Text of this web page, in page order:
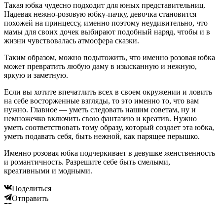
Такая юбка чудесно подходит для юных представительниц.
Надевая нежно-розовую юбку-пачку, девочка становится
похожей на принцессу, именно поэтому неудивительно, что
мамы для своих дочек выбирают подобный наряд, чтобы и в
жизни чувствовалась атмосфера сказки.
Таким образом, можно подытожить, что именно розовая юбка
может превратить любую даму в изысканную и нежную,
яркую и заметную.
Если вы хотите впечатлить всех в своем окружении и ловить
на себе восторженные взгляды, то это именно то, что вам
нужно. Главное — уметь следовать нашим советам, ну и
немножечко включить свою фантазию и креатив. Нужно
уметь соответствовать тому образу, который создает эта юбка,
уметь подавать себя, быть нежной, как парящее перышко.
Именно розовая юбка подчеркивает в девушке женственность
и романтичность. Разрешите себе быть смелыми,
креативными и модными.
Поделиться
Отправить